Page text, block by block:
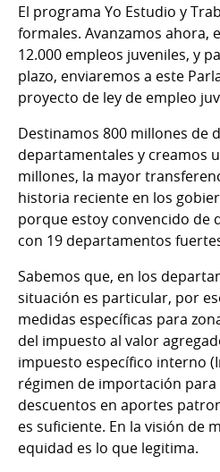
El programa Yo Estudio y
formales. Avanzamos ahora,
12.000 empleos juveniles, y
plazo, enviaremos a este
proyecto de ley de empleo
Destinamos 800 millones de
departamentales y creamos
millones, la mayor
historia reciente en los
porque estoy convencido de
con 19 departamentos
Sabemos que, en los
situación es particular, por
medidas específicas para
del impuesto al valor
impuesto específico interno
régimen de importación
descuentos en aportes
es suficiente. En la visión de
equidad es lo que legitima.